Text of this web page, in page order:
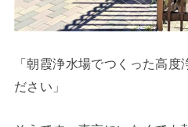
「朝霞浄水場でつくった高
ださい」